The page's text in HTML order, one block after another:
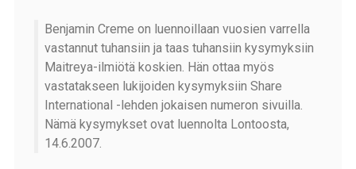
Benjamin Creme on luennoillaan vuosien varrella
vastannut tuhansiin ja taas tuhansiin kysymyksiin
Maitreya-ilmiötä koskien. Hän ottaa myös
vastatakseen lukijoiden kysymyksiin Share
International -lehden jokaisen numeron sivuilla.
Nämä kysymykset ovat luennolta Lontoosta,
14.6.2007.